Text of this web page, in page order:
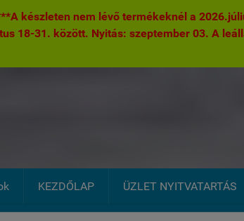
készleten nem lévő termékeknél a
18-31. között. Nyitás: szeptember 03. A
KEZDŐLAP ÜZLET NYITVATARTÁS